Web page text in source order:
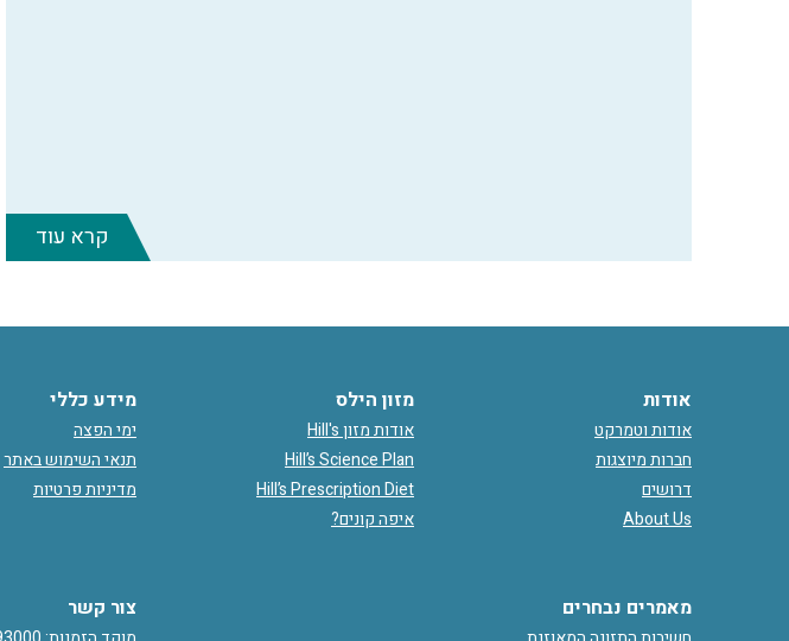
קרא עוד
אודות
אודות וטמרקט
חברות מיוצגות
דרושים
About Us
מזון הילס
אודות מזון Hill's
Hill’s Science Plan
Hill’s Prescription Diet
איפה קונים?
מידע כללי
ימי הפצה
תנאי השימוש באתר
מדיניות פרטיות
מאמרים נבחרים צור קשר